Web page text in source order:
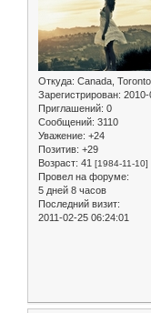
Откуда: Canada, Toronto
Зарегистрирован:
Приглашений: 0
Сообщений: 3110
Уважение: +24
Позитив: +29
Возраст: 41 [1984-11-10]
Провел на форуме:
5 дней 8 часов
Последний визит:
2011-02-25 06:24:01